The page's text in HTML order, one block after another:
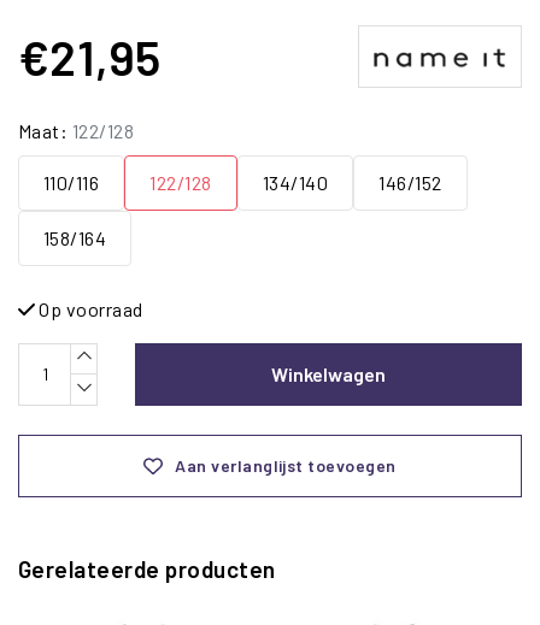
€21,95
Maat: 122/128
110/116 122/128 134/140 146/152
158/164
Op voorraad
Winkelwagen
Aan verlanglijst toevoegen
Gerelateerde producten